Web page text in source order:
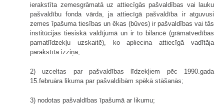
ierakstīta zemesgrāmatā uz attiecīgās pašvaldības vai lauku
pašvaldību fonda vārda, ja attiecīgā pašvaldība ir atguvusi
zemes īpašuma tiesības un ēkas (būves) ir pašvaldības vai tās
institūcijas tiesiskā valdījumā un ir to bilancē (grāmatvedības
pamatlīdzekļu uzskaitē), ko apliecina attiecīgā vadītāja
parakstīta izziņa;
2) uzceltas par pašvaldības līdzekļiem pēc 1990.gada
15.februāra likuma par pašvaldībām spēkā stāšanās;
3) nodotas pašvaldības īpašumā ar likumu;